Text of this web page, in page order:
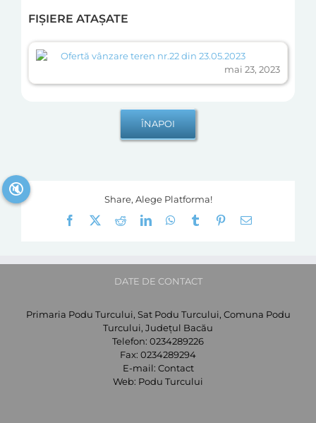
FIȘIERE ATAȘATE
Ofertă vânzare teren nr.22 din 23.05.2023
mai 23, 2023
Share, Alege Platforma!
Facebook
RedditLinkedInWhatsApp
Tumblr Pinterest
E-
DATE DE CONTACT
Primaria Podu Turcului, Sat Podu Turcului, Comuna Podu
Turcului, Județul Bacău
Telefon: 0234289226
Fax: 0234289294
E-mail: Contact
Web: Podu Turcului
🔇